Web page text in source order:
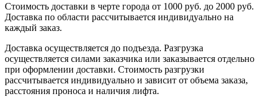
Стоимость доставки в черте города от 1000 руб. до 2000 руб.
Доставка по области рассчитывается индивидуально на
каждый заказ.
Доставка осуществляется до подъезда. Разгрузка
осуществляется силами заказчика или заказывается отдельно
при оформлении доставки. Стоимость разгрузки
рассчитывается индивидуально и зависит от объема заказа,
расстояния проноса и наличия лифта.